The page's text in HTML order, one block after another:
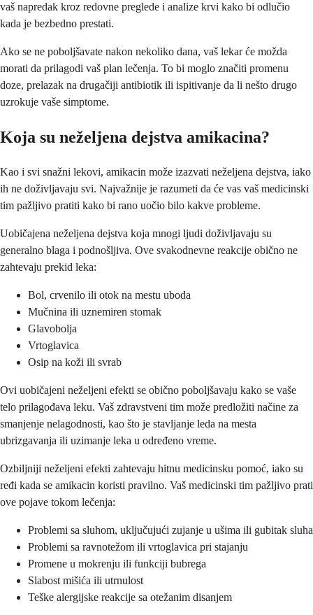
vaš napredak kroz redovne preglede i analize krvi kako bi odlučio
kada je bezbedno prestati.
Ako se ne poboljšavate nakon nekoliko dana, vaš lekar će možda
morati da prilagodi vaš plan lečenja. To bi moglo značiti promenu
doze, prelazak na drugačiji antibiotik ili ispitivanje da li nešto drugo
uzrokuje vaše simptome.
Koja su neželjena dejstva amikacina?
Kao i svi snažni lekovi, amikacin može izazvati neželjena dejstva, iako
ih ne doživljavaju svi. Najvažnije je razumeti da će vas vaš medicinski
tim pažljivo pratiti kako bi rano uočio bilo kakve probleme.
Uobičajena neželjena dejstva koja mnogi ljudi doživljavaju su
generalno blaga i podnošljiva. Ove svakodnevne reakcije obično ne
zahtevaju prekid leka:
Bol, crvenilo ili otok na mestu uboda
Mučnina ili uznemiren stomak
Glavobolja
Vrtoglavica
Osip na koži ili svrab
Ovi uobičajeni neželjeni efekti se obično poboljšavaju kako se vaše
telo prilagođava leku. Vaš zdravstveni tim može predložiti načine za
smanjenje nelagodnosti, kao što je stavljanje leda na mesta
ubrizgavanja ili uzimanje leka u određeno vreme.
Ozbiljniji neželjeni efekti zahtevaju hitnu medicinsku pomoć, iako su
ređi kada se amikacin koristi pravilno. Vaš medicinski tim pažljivo prati
ove pojave tokom lečenja:
Problemi sa sluhom, uključujući zujanje u ušima ili gubitak sluha
Problemi sa ravnotežom ili vrtoglavica pri stajanju
Promene u mokrenju ili funkciji bubrega
Slabost mišića ili utrnulost
Teške alergijske reakcije sa otežanim disanjem